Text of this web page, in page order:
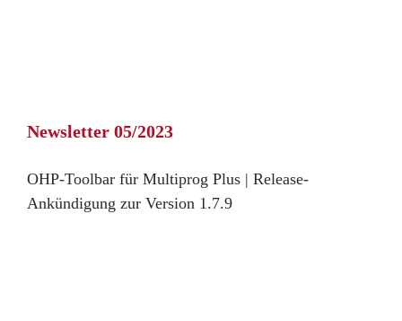
Newsletter 05/2023
OHP-Toolbar für Multiprog Plus | Release-
Ankündigung zur Version 1.7.9